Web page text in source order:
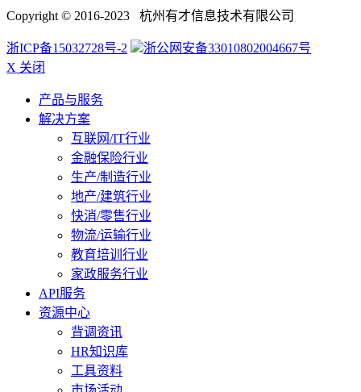
Copyright © 2016-2023 杭州有才信息技术有限公司
浙ICP备15032728号-2
浙公网安备33010802004667号
X 关闭
产品与服务
解决方案
互联网/IT行业
金融保险行业
生产/制造行业
地产/建筑行业
快消/零售行业
物流/运输行业
教育培训行业
家政服务行业
API服务
资源中心
背调资讯
HR知识库
工具资料